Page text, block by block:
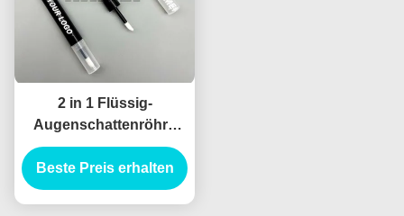
2 in 1 Flüssig-
Augenschattenröhre
Leere Plastik-
Augenschirrrrohre mit
Zauberstab Custom
Beste Preis erhalten